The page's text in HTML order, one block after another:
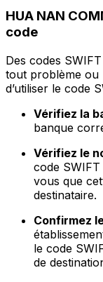
HUA NAN
code
Des codes
tout problème ou
d’utiliser le code
Vérifiez la
banque
Vérifiez le
code
vous que
destinataire.
Confirmez
le code
de